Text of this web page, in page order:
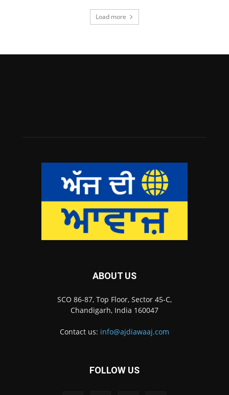
Load more
ABOUT US
SCO 86-87, Top Floor, Sector 45-C,
Chandigarh, India 160047
Contact us: info@ajdiawaaj.com
FOLLOW US